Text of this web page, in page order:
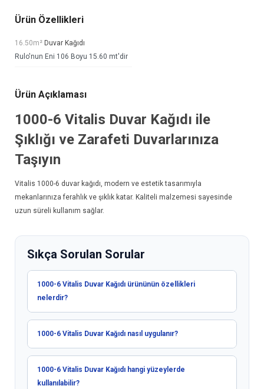
Ürün Özellikleri
16.50m² Duvar Kağıdı
Rulo'nun Eni 106 Boyu 15.60 mt'dir
Ürün Açıklaması
1000-6 Vitalis Duvar Kağıdı ile
Şıklığı ve Zarafeti Duvarlarınıza
Taşıyın
Vitalis 1000-6 duvar kağıdı , modern ve estetik tasarımıyla
mekanlarınıza ferahlık ve şıklık katar. Kaliteli malzemesi sayesinde
uzun süreli kullanım sağlar.
Sıkça Sorulan Sorular
1000-6 Vitalis Duvar Kağıdı ürününün özellikleri
nelerdir?
1000-6 Vitalis Duvar Kağıdı nasıl uygulanır?
1000-6 Vitalis Duvar Kağıdı hangi yüzeylerde
kullanılabilir?